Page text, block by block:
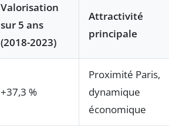
Valorisation
sur 5 ans
(2018-2023)
Attractivité
principale
+37,3 %
Proximité Paris,
dynamique
économique